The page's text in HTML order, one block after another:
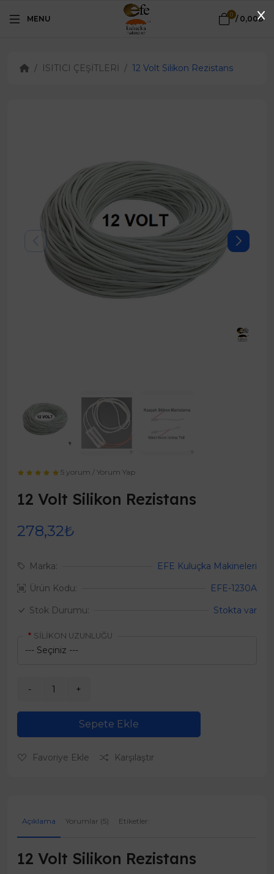
MENU 0 / 0,00₺
ISITICI ÇEŞİTLERİ 12 Volt Silikon Rezistans
5 yorum /Yorum Yap
12 Volt Silikon Rezistans
278,32₺
Marka:
EFE Kuluçka Makineleri
Ürün Kodu:
EFE-1230A
Stok Durumu:
Stokta var
SİLİKON UZUNLUĞU
Sepete Ekle
Favoriye Ekle Karşılaştır
Açıklama Yorumlar (5) Etiketler:
12 Volt Silikon Rezistans